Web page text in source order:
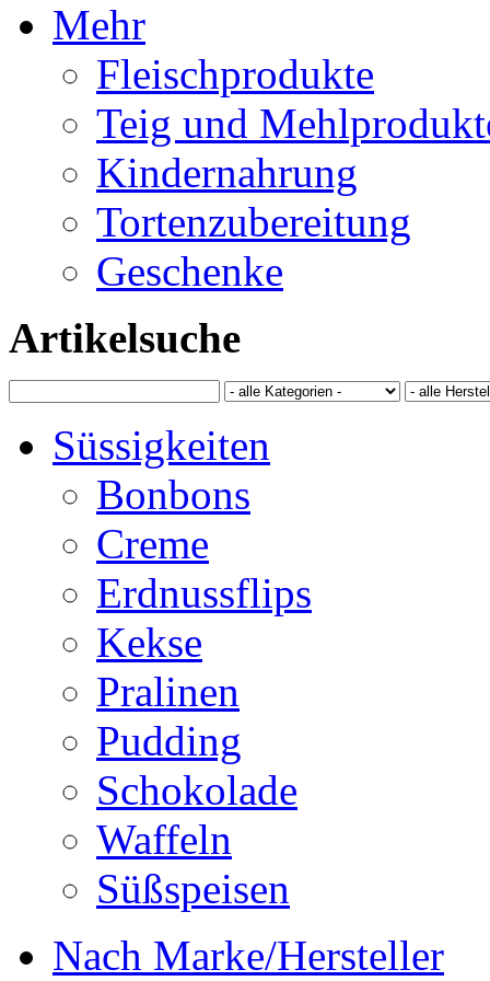
Mehr
Fleischprodukte
Teig und
Kindernahrung
Tortenzubereitung
Geschenke
Artikelsuche
Süssigkeiten
Bonbons
Creme
Erdnussflips
Kekse
Pralinen
Pudding
Schokolade
Waffeln
Süßspeisen
Nach Marke/Hersteller